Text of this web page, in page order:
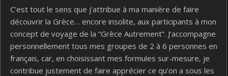
C’est tout le sens que j’attribue à ma manière de faire
découvrir la Grèce… encore insolite, aux participants à mon
concept de voyage de la “Grèce Autrement”. J’accompagne
personnellement tous mes groupes de 2 à 6 personnes en
français, car, en choisissant mes formules sur-mesure, je
contribue justement de faire apprécier ce qu’on a sous les